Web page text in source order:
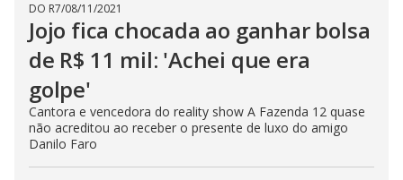
DO R7/08/11/2021
Jojo fica chocada ao ganhar bolsa
de R$ 11 mil: 'Achei que era
golpe'
Cantora e vencedora do reality show A Fazenda 12 quase
não acreditou ao receber o presente de luxo do amigo
Danilo Faro